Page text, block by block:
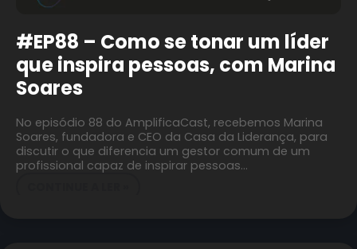
#EP88 – Como se tonar um líder
que inspira pessoas, com Marina
Soares
No episódio 88 do AmplificaCast, recebemos Marina
Soares, fundadora e CEO da Casa da Liderança, para
discutir o que diferencia um gestor comum de um
profissional capaz de inspirar pessoas…